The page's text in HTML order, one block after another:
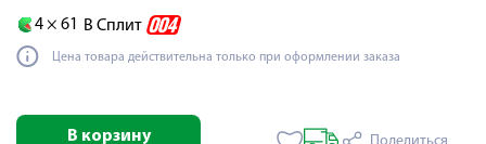
4 × 61 В Сплит
Цена товара действительна только при оформлении заказа
В корзину